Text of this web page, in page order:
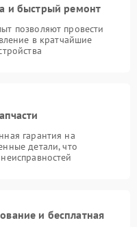
и быстрый ремонт
позволяют провести
в кратчайшие
гарантия на
детали, что
и бесплатная